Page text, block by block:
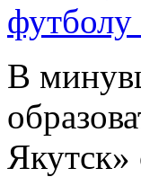
футболу
В
Якутск»